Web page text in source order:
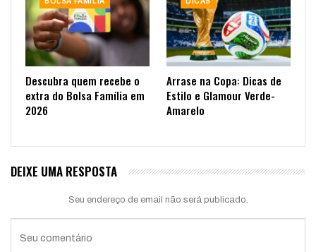
Descubra quem recebe o
extra do Bolsa Família em
2026
Arrase na Copa: Dicas de
Estilo e Glamour Verde-
Amarelo
DEIXE UMA RESPOSTA
Seu endereço de email não será publicado.